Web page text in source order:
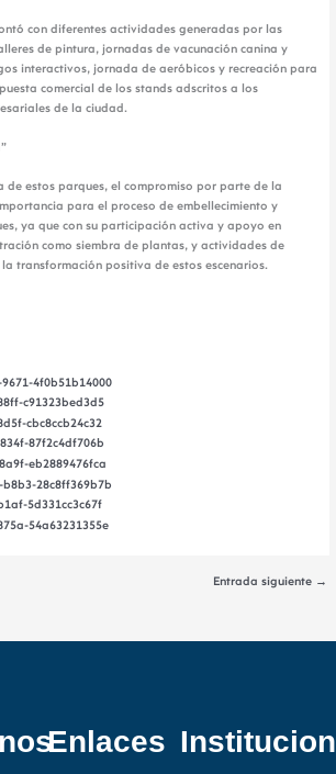
con diferentes actividades generadas por las
de pintura, jornadas de vacunación canina y
interactivos, jornada de aeróbicos y recreación para
comercial de los stands adscritos a los
de la ciudad.
de estos parques, el compromiso por parte de la
para el proceso de embellecimiento y
ya que con su participación activa y apoyo en
como siembra de plantas, y actividades de
transformación positiva de estos escenarios.
Entrada siguiente →
Enlaces